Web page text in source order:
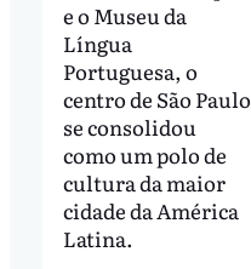
e o Museu da
Língua
Portuguesa, o
centro de São Paulo
se consolidou
como um polo de
cultura da maior
cidade da América
Latina.